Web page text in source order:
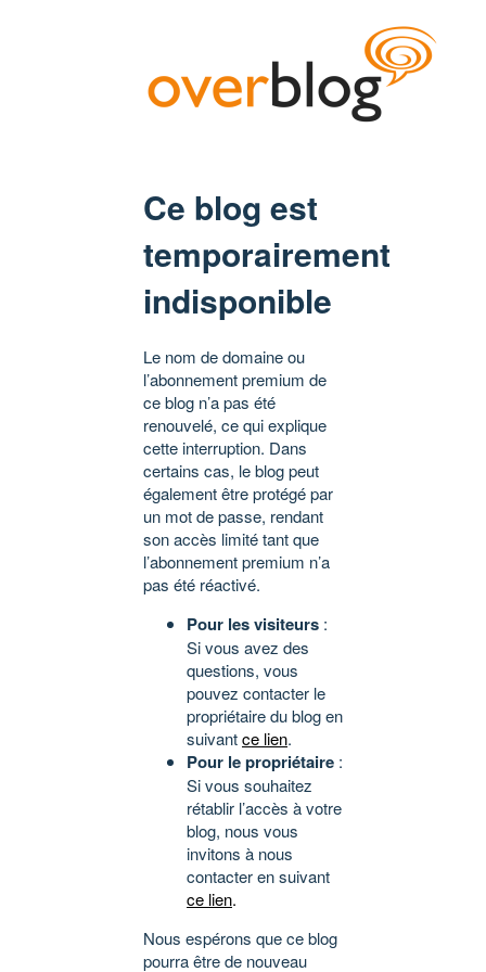
Ce blog est
temporairement
indisponible
Le nom de domaine ou
l’abonnement premium de
ce blog n’a pas été
renouvelé, ce qui explique
cette interruption. Dans
certains cas, le blog peut
également être protégé par
un mot de passe, rendant
son accès limité tant que
l’abonnement premium n’a
pas été réactivé.
Pour les visiteurs :
Si vous avez des
questions, vous
pouvez contacter le
propriétaire du blog en
suivantce lien.
Pour le propriétaire :
Si vous souhaitez
rétablir l’accès à votre
blog, nous vous
invitons à nous
contacter en suivant
ce lien.
Nous espérons que ce blog
pourra être de nouveau